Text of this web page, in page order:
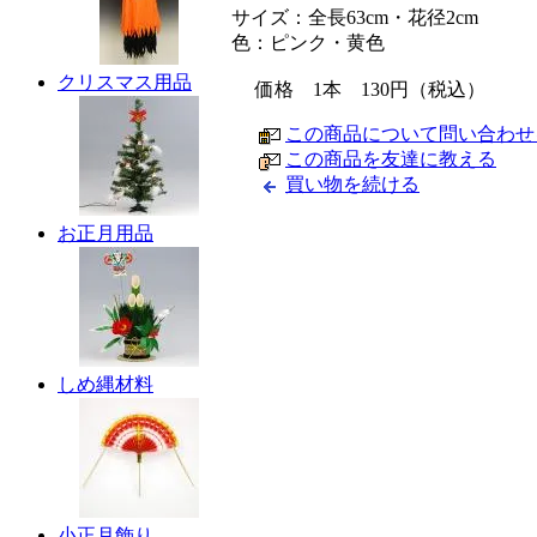
クリスマス用品
お正月用品
しめ縄材料
サイズ：全長63cm・花径2cm
色：ピンク・黄色
価格 1本 130円（税込）
この商品について問い合わ
この商品を友達に教える
買い物を続ける